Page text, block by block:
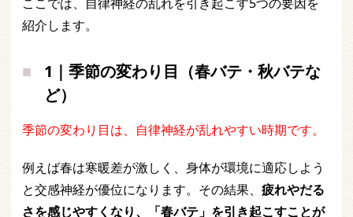
紹介します。
1｜季節の変わり目（春バテ・秋バテな
ど）
季節の変わり目は、自律神経が乱れやすい時期です。
例えば春は寒暖差が激しく、身体が環境に適応しよう
と交感神経が優位になります。その結果、 疲れやだる
さを感じやすくなり、「春バテ」を引き起こすことが